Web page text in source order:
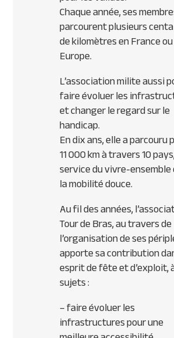
Chaque année, ses
parcourent plusieurs
de kilomètres en France
Europe.
L’association milite aussi
faire évoluer les
et changer le regard sur le
handicap.
En dix ans, elle a parcouru
11 000 km à travers 10
service du vivre-
la mobilité douce.
Au fil des années,
Tour de Bras, au travers de
l’organisation de ses
apporte sa contribution
esprit de fête et d’exploit,
sujets :
– faire évoluer les
infrastructures pour une